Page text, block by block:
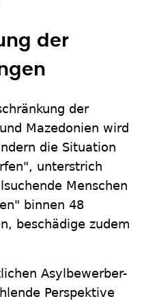
der
der
Mazedonien wird
die Situation
unterstrich
Menschen
binnen 48
beschädige zudem
Asylbewerber-
Perspektive